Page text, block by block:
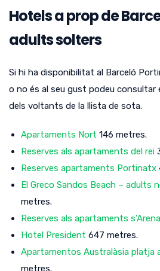
Hotels a prop de
adults solters
Si hi ha disponibilitat al Barceló
o no és al seu gust podeu
dels voltants de la llista de sota.
Apartaments Nort 146 metres.
Reserves als apartaments del rei
Reserves apartaments Portinatx
El Greco Sandos Beach – adults
metres.
Reserves als apartaments
Hotel President 647 metres.
Apartamentos Australàsia platja
metres.